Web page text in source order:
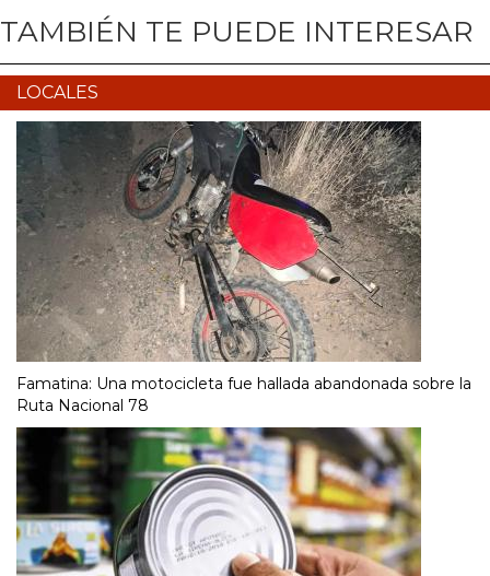
TAMBIÉN TE PUEDE INTERESAR
LOCALES
Famatina: Una motocicleta fue hallada abandonada sobre la
Ruta Nacional 78